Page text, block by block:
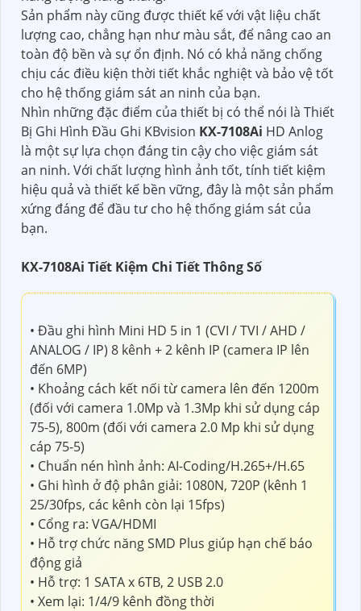
Sản phẩm này cũng được thiết kế với vật liệu chất
lượng cao, chẳng hạn như màu sắt, để nâng cao an
toàn độ bền và sự ổn định. Nó có khả năng chống
chịu các điều kiện thời tiết khắc nghiệt và bảo vệ tốt
cho hệ thống giám sát an ninh của bạn.
Nhìn những đặc điểm của thiết bị có thể nói là Thiết
Bị Ghi Hình Đầu Ghi KBvision KX-7108Ai HD Anlog
là một sự lựa chọn đáng tin cậy cho việc giám sát
an ninh. Với chất lượng hình ảnh tốt, tính tiết kiệm
hiệu quả và thiết kế bền vững, đây là một sản phẩm
xứng đáng để đầu tư cho hệ thống giám sát của
bạn.
KX-7108Ai Tiết Kiệm Chi Tiết Thông Số
• Đầu ghi hình Mini HD 5 in 1 (CVI / TVI / AHD /
ANALOG / IP) 8 kênh + 2 kênh IP (camera IP lên
đến 6MP)
• Khoảng cách kết nối từ camera lên đến 1200m
(đối với camera 1.0Mp và 1.3Mp khi sử dụng cáp
75-5), 800m (đối với camera 2.0 Mp khi sử dụng
cáp 75-5)
• Chuẩn nén hình ảnh: AI-Coding/H.265+/H.65
• Ghi hình ở độ phân giải: 1080N, 720P (kênh 1
25/30fps, các kênh còn lại 15fps)
• Cổng ra: VGA/HDMI
• Hỗ trợ chức năng SMD Plus giúp hạn chế báo
động giả
• Hỗ trợ: 1 SATA x 6TB, 2 USB 2.0
• Xem lại: 1/4/9 kênh đồng thời